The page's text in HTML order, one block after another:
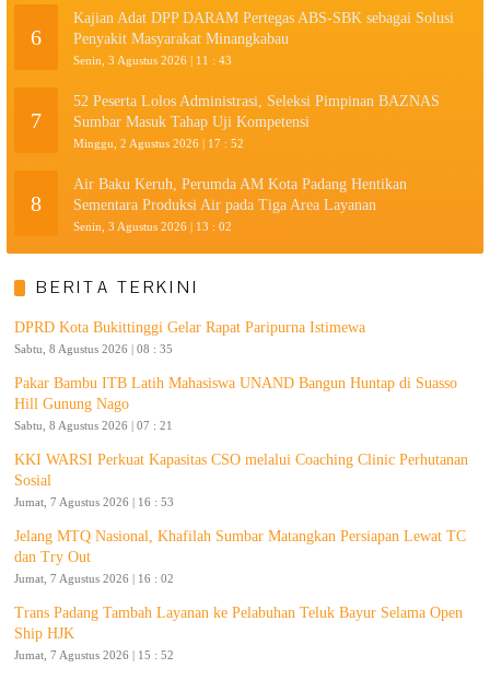
6
Kajian Adat DPP DARAM Pertegas ABS-SBK sebagai Solusi
Penyakit Masyarakat Minangkabau
Senin, 3 Agustus 2026 | 11 : 43
7
52 Peserta Lolos Administrasi, Seleksi Pimpinan BAZNAS
Sumbar Masuk Tahap Uji Kompetensi
Minggu, 2 Agustus 2026 | 17 : 52
8
Air Baku Keruh, Perumda AM Kota Padang Hentikan
Sementara Produksi Air pada Tiga Area Layanan
Senin, 3 Agustus 2026 | 13 : 02
BERITA TERKINI
DPRD Kota Bukittinggi Gelar Rapat Paripurna Istimewa
Sabtu, 8 Agustus 2026 | 08 : 35
Pakar Bambu ITB Latih Mahasiswa UNAND Bangun Huntap di Suasso
Hill Gunung Nago
Sabtu, 8 Agustus 2026 | 07 : 21
KKI WARSI Perkuat Kapasitas CSO melalui Coaching Clinic Perhutanan
Sosial
Jumat, 7 Agustus 2026 | 16 : 53
Jelang MTQ Nasional, Khafilah Sumbar Matangkan Persiapan Lewat TC
dan Try Out
Jumat, 7 Agustus 2026 | 16 : 02
Trans Padang Tambah Layanan ke Pelabuhan Teluk Bayur Selama Open
Ship HJK
Jumat, 7 Agustus 2026 | 15 : 52